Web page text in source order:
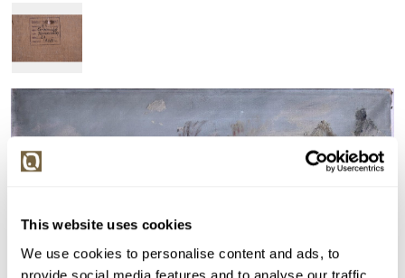
This website uses cookies
We use cookies to personalise content and ads, to
provide social media features and to analyse our traffic.